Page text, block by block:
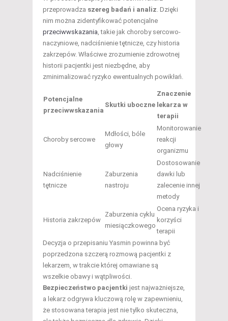
przeprowadza szereg badań i analiz . Dzięki
nim można zidentyfikować potencjalne
przeciwwskazania , takie jak choroby sercowo-
naczyniowe, nadciśnienie tętnicze, czy historia
zakrzepów. Właściwe zrozumienie zdrowotnej
historii pacjentki jest niezbędne, aby
zminimalizować ryzyko ewentualnych powikłań.
Potencjalne
przeciwwskazania
Skutki uboczne
Znaczenie
lekarza w
terapii
Choroby sercowe
Mdłości, bóle
głowy
Monitorowanie
reakcji
organizmu
Nadciśnienie
tętnicze
Zaburzenia
nastroju
Dostosowanie
dawki lub
zalecenie innej
metody
Historia zakrzepów
Zaburzenia cyklu
miesiączkowego
Ocena ryzyka i
korzyści
terapii
Decyzja o przepisaniu Yasmin powinna być
poprzedzona szczerą rozmową pacjentki z
lekarzem, w trakcie której omawiane są
wszelkie obawy i wątpliwości.
Bezpieczeństwo pacjentki jest najważniejsze,
a lekarz odgrywa kluczową rolę w zapewnieniu,
że stosowana terapia jest nie tylko skuteczna,